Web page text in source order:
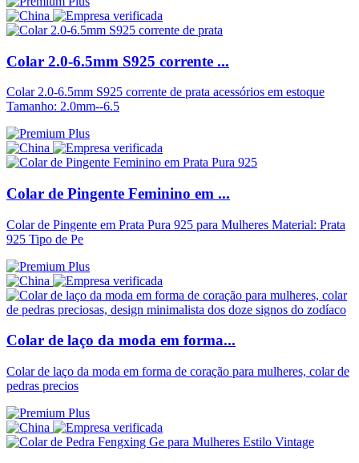
Colar 2.0-6.5mm S925 corrente ...
Colar 2.0-6.5mm S925 corrente de prata acessórios em estoque
Tamanho: 2.0mm--6.5
Colar de Pingente Feminino em ...
Colar de Pingente em Prata Pura 925 para Mulheres Material: Prata
925 Tipo de Pe
Colar de laço da moda em forma...
Colar de laço da moda em forma de coração para mulheres, colar de
pedras precios